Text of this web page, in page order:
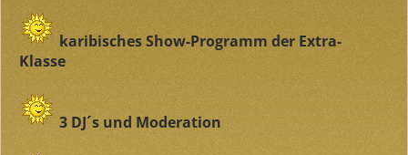
karibisches Show-Programm der Extra-
Klasse
3 DJ´s und Moderation